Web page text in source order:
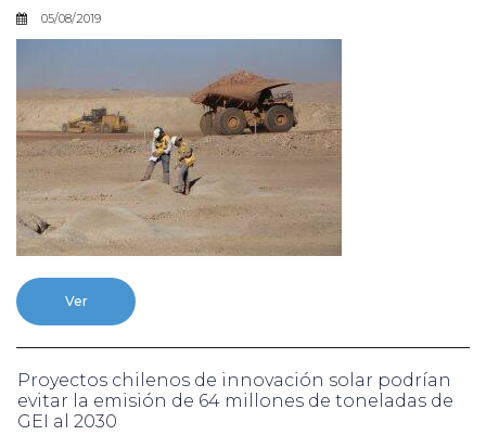
05/08/2019
Ver
Proyectos chilenos de innovación solar podrían
evitar la emisión de 64 millones de toneladas de
GEI al 2030